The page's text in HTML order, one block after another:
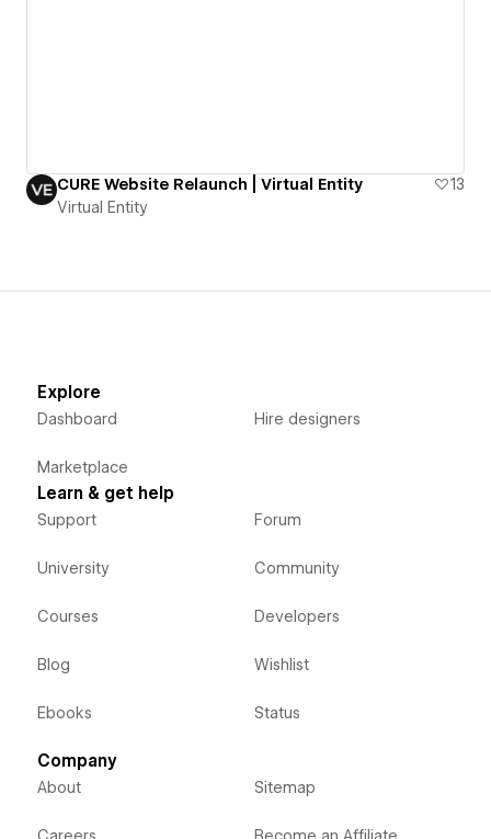
CURE Website Relaunch | Virtual Entity
13
Virtual Entity
Explore
Dashboard
Marketplace
Hire designers
Learn & get help
Support
University
Courses
Blog
Ebooks
Forum
Community
Developers
Wishlist
Status
Company
About Sitemap